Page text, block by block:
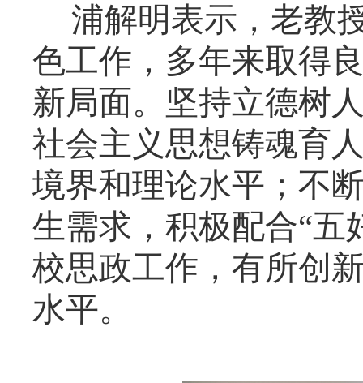
浦解明表示，老教
色工作，多年来取得
新局面。坚持立德树
社会主义思想铸魂育
境界和理论水平；不
生需求，积极配合“五
校思政工作，有所创
水平。